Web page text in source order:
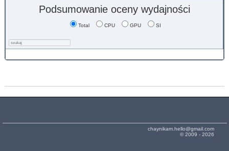
Podsumowanie oceny wydajności
Total CPU GPU SI
chaynikam.hello@gmail.com
© 2009 - 2026